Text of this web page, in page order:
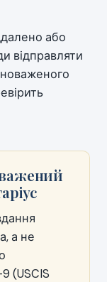
або
відправляти
а не
(USCIS